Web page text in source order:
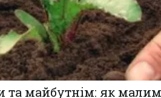
та майбутнім: як малим